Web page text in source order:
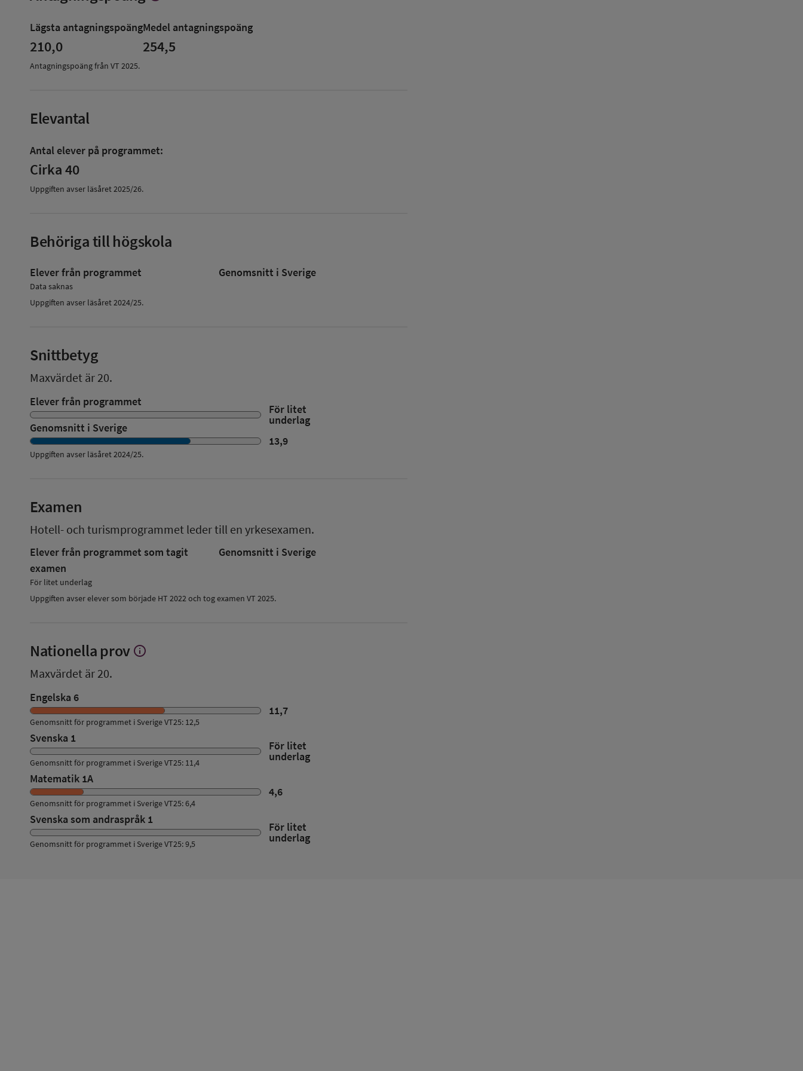
Antagningspoäng
Lägsta antagningspoäng
210,0
Medel antagningspoäng
254,5
Antagningspoäng från VT 2025.
Elevantal
Antal elever på programmet:
Cirka 40
Uppgiften avser läsåret2025/26.
Behöriga till högskola
Elever från programmet
Data saknas
Genomsnitt i Sverige
Uppgiften avser läsåret 2024/25.
Snittbetyg
Maxvärdet är 20.
Elever från programmet
För litet
underlag
Genomsnitt i Sverige
13,9
Uppgiften avser läsåret2024/25.
Examen
Hotell- och turismprogrammet leder till en yrkesexamen.
Elever från programmet som tagit
examen
För litet underlag
Genomsnitt i Sverige
Uppgiften avser elever som började HT 2022 och tog examen VT 2025.
Nationella prov Visa
info
Maxvärdet är 20.
Engelska 6
11,7
Genomsnitt för programmet i Sverige VT25: 12,5
Svenska 1
För litet
underlag
Genomsnitt för programmet i Sverige VT25: 11,4
Matematik 1A
4,6
Genomsnitt för programmet i Sverige VT25: 6,4
Svenska som andraspråk 1
För litet
underlag
Genomsnitt för programmet i Sverige VT25: 9,5